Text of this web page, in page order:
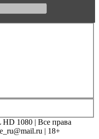
1080 | Все права
| 18+